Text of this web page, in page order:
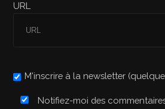
URL
M'inscrire à la newsletter
Notifiez-moi des